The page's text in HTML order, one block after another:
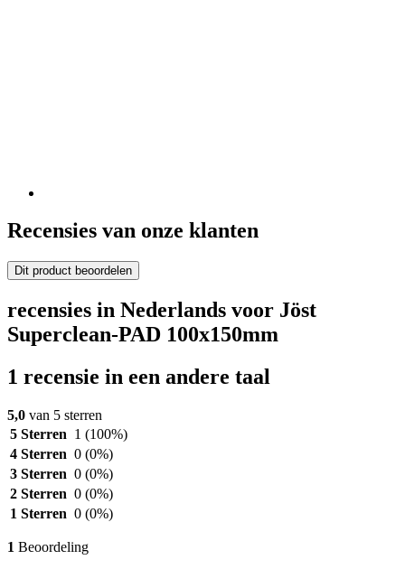
Recensies van onze klanten
Dit product beoordelen
recensies in Nederlands voor Jöst
Superclean-PAD 100x150mm
1 recensie in een andere taal
5,0 van 5 sterren
5 Sterren 1 (100%)
4 Sterren 0 (0%)
3 Sterren 0 (0%)
2 Sterren 0 (0%)
1 Sterren 0 (0%)
1 Beoordeling